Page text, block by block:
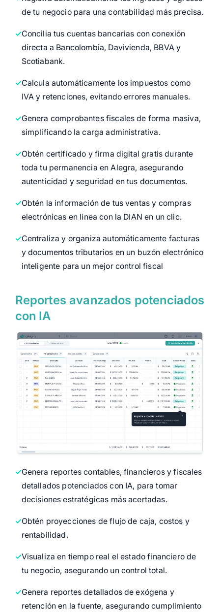
de tu negocio para una contabilidad más precisa.
Concilia tus cuentas bancarias con conexión
directa a Bancolombia, Davivienda, BBVA y
Scotiabank.
Calcula automáticamente los impuestos como
IVA y retenciones, evitando errores manuales.
Genera comprobantes fiscales de forma masiva,
simplificando la carga administrativa.
Obtén certificado y firma digital gratis durante
toda tu permanencia en Alegra, asegurando
autenticidad y seguridad en tus documentos.
Obtén la información de tus ventas y compras
electrónicas en línea con la DIAN en un clic.
Centraliza y organiza automáticamente facturas
y documentos tributarios en un buzón electrónico
inteligente para un mejor control fiscal
Reportes avanzados potenciados
con IA
Genera reportes contables, financieros y fiscales
detallados potenciados con IA, para tomar
decisiones estratégicas más acertadas.
Obtén proyecciones de flujo de caja, costos y
rentabilidad.
Visualiza en tiempo real el estado financiero de
tu negocio, asegurando un control total.
Genera reportes detallados de exógena y
retención en la fuente, asegurando cumplimiento